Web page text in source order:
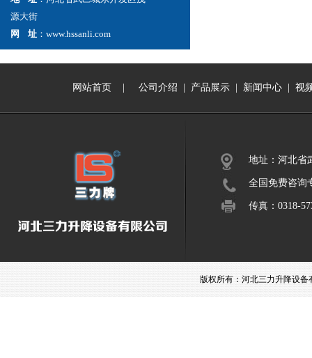
源大街
网 址 ：www.hssanli.com
网站首页 公司介绍 产品展示 新闻中心 视
地址：河北省
全国免费咨询
传真：0318-
版权所有：河北三力升降设